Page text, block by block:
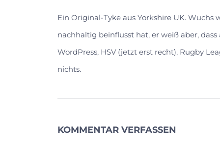
Ein Original-Tyke aus Yorkshire UK.
nachhaltig beinflusst hat, er weiß aber,
WordPress, HSV (jetzt erst recht), Rugby
nichts.
KOMMENTAR VERFASSEN